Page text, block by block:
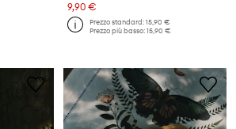
9,90 €
Prezzo standard:15,90 €
Prezzo più basso:15,90 €